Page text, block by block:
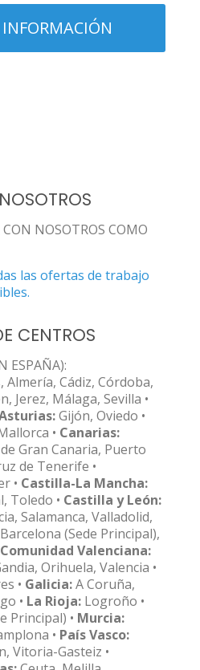
CON NOSOTROS COMO
las ofertas de trabajo
CENTROS
ESPAÑA):
Almería, Cádiz, Córdoba,
Jerez, Málaga, Sevilla •
Gijón, Oviedo •
• Canarias:
Gran Canaria, Puerto
de Tenerife •
• Castilla-La Mancha:
Toledo • Castilla y León:
Salamanca, Valladolid,
Barcelona (Sede Principal),
Comunidad Valenciana:
Orihuela, Valencia •
• Galicia:A Coruña,
• La Rioja: Logroño •
Principal) • Murcia:
• País Vasco:
Vitoria-Gasteiz •